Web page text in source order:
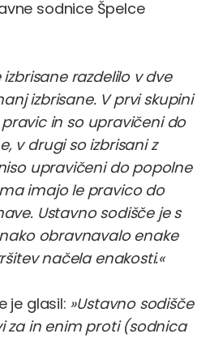
sodnice Špelce
razdelilo v dve
izbrisane. V prvi skupini
in so upravičeni do
v drugi so izbrisani z
upravičeni do popolne
imajo le pravico do
Ustavno sodišče je s
obravnavalo enake
načela enakosti.«
je glasil: »Ustavno sodišče
za in enim proti (sodnica